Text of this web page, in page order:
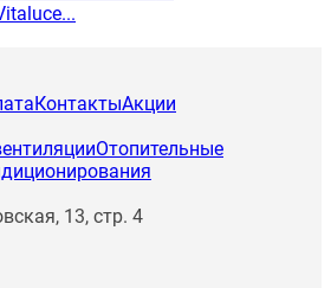
КонтактыАкции
Отопительные
13, стр. 4